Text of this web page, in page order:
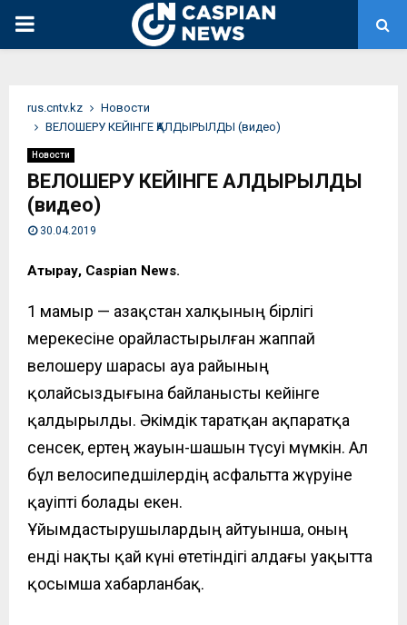
PRIMARY
rus.cntv.kz
Новости
ВЕЛОШЕРУ КЕЙІНГЕ ҚАЛДЫРЫЛДЫ (видео)
Новости
ВЕЛОШЕРУ КЕЙІНГЕ ҚАЛДЫРЫЛДЫ
(видео)
30.04.2019
Атырау, Caspian News.
1 мамыр — Қазақстан халқының бірлігі
мерекесіне орайластырылған жаппай
велошеру шарасы ауа райының
қолайсыздығына байланысты кейінге
қалдырылды. Әкімдік таратқан ақпаратқа
сенсек, ертеңжауын-шашынтүсуі мүмкін. Ал
бұл велосипедшілердің асфальтта жүруіне
қауіпті болады екен.
Ұйымдастырушылардың айтуынша, оның
енді нақты қай күні өтетіндігі алдағы уақытта
қосымша хабарланбақ.